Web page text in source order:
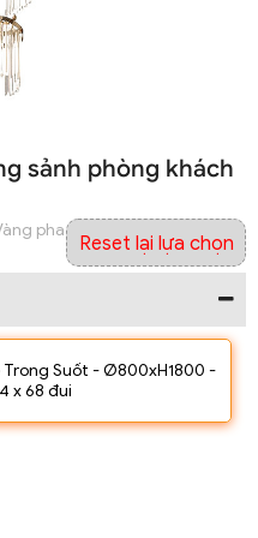
sảnh phòng khách
pha lê Trong Suốt -
Trong Suốt - Ø800xH1800 -
x 68 đui
Reset lại lựa chọn